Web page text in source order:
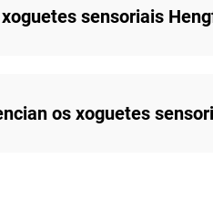
sensoriais
os xoguetes